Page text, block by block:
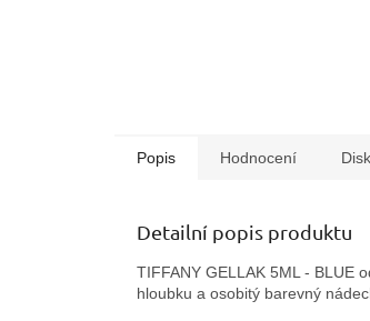
Popis Hodnocení
Detailní popis produktu
TIFFANY GELLAK 5ML - BLUE
hloubku a osobitý barevný